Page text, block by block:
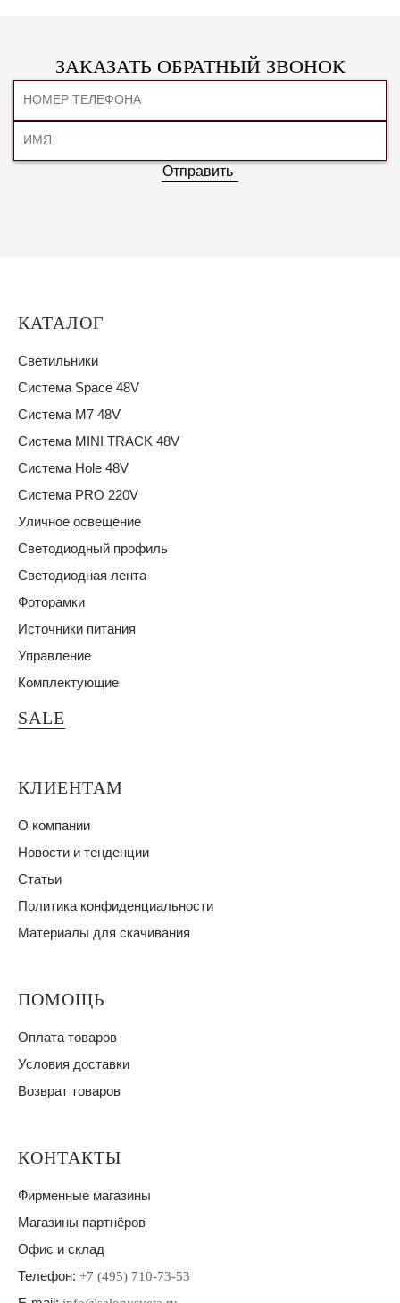
ЗАКАЗАТЬ ОБРАТНЫЙ ЗВОНОК
Отправить
КАТАЛОГ
Светильники
Система Space 48V
Система M7 48V
Система MINI TRACK 48V
Система Hole 48V
Система PRO 220V
Уличное освещение
Светодиодный профиль
Светодиодная лента
Фоторамки
Источники питания
Управление
Комплектующие
SALE
КЛИЕНТАМ
О компании
Новости и тенденции
Статьи
Политика конфиденциальности
Материалы для скачивания
ПОМОЩЬ
Оплата товаров
Условия доставки
Возврат товаров
КОНТАКТЫ
Фирменные магазины
Магазины партнёров
Офис и склад
Телефон: +7 (495) 710-73-53